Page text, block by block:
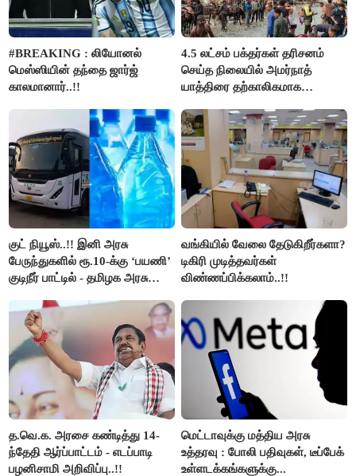
#BREAKING : லியோனல்
மெஸ்ஸியின் தந்தை ஜார்ஜ்
காலமானார்..!!
4.5 லட்சம் பக்தர்கள் தரிசனம்
செய்த நிலையில் அமர்நாத்
யாத்திரை தற்காலிகமாக
குட் நியூஸ்..!! இனி அரசு
பேருந்துகளில் ரூ.10-க்கு ‘பயணி’
குடிநீர் பாட்டில் - தமிழக அரசு
வங்கியில் வேலை தேடுகிறீர்களா?
டிகிரி முடித்தவர்கள்
விண்ணப்பிக்கலாம்..!!
த.வெ.க. அரசை கண்டித்து 14-
ந்தேதி ஆர்ப்பாட்டம் - எடப்பாடி
பழனிசாமி அறிவிப்பு..!!
மெட்டாவுக்கு மத்திய அரசு
உத்தரவு : போலி பதிவுகள், டீப்பேக்
உள்ளடக்கங்களுக்கு...